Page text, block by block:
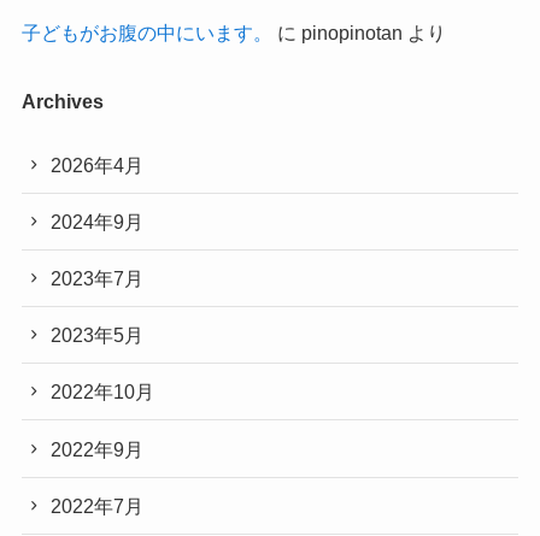
子どもがお腹の中にいます。 に pinopinotan より
Archives
2026年4月
2024年9月
2023年7月
2023年5月
2022年10月
2022年9月
2022年7月